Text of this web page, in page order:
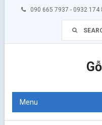
090 665 7937 - 0932 174
Menu